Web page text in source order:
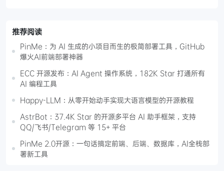
推荐阅读
PinMe：为 AI 生成的小项目而生的极简部署工具，GitHub
爆火AI前端部署神器
ECC 开源发布：AI Agent 操作系统，182K Star 打通所有
AI 编程工具
Happy-LLM：从零开始动手实现大语言模型的开源教程
AstrBot：37.4K Star 的开源多平台 AI 助手框架，支持
QQ/飞书/Telegram 等 15+ 平台
PinMe 2.0开源：一句话搞定前端、后端、数据库，AI全栈部
署新工具